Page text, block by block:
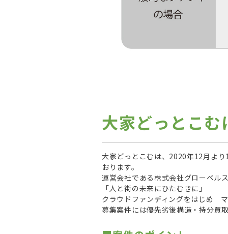
大家どっとこむ
大家どっとこむは、2020年12月よ
おります。
運営会社である株式会社グローベル
「人と街の未来にひたむきに」
クラウドファンディングをはじめ
募集案件には優先劣後構造・持分買